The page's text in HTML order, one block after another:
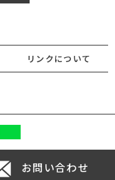
リンクについて
お問い合わせ